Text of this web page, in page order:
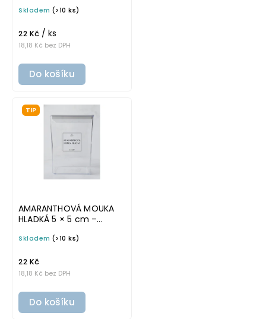
písmu, omyvatelná
potravinové dózy
Skladem (>10 ks)
18,18 Kč bez DPH
22 Kč / ks
Do košíku
TIP
AMARANTHOVÁ MOUKA
HLADKÁ 5 × 5 cm –
písmu, omyvatelná
potravinové dózy
Skladem (>10 ks)
18,18 Kč bez DPH
22 Kč
Do košíku